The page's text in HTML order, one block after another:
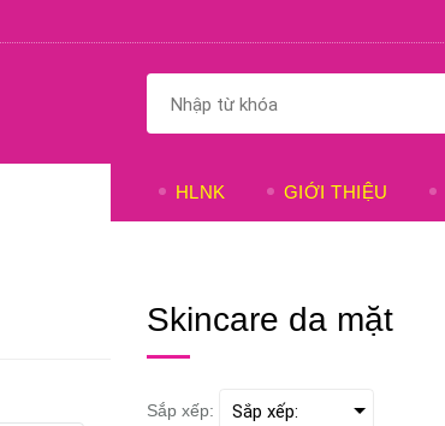
HLNK GIỚI THIỆU
Skincare da mặt
Sắp xếp: